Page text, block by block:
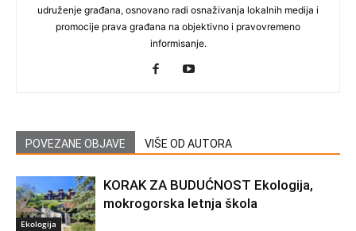
udruženje građana, osnovano radi osnaživanja lokalnih medija i
promocije prava građana na objektivno i pravovremeno
informisanje.
POVEZANE OBJAVE VIŠE OD AUTORA
Ekologija
KORAK ZA BUDUĆNOST Ekologija,
mokrogorska letnja škola